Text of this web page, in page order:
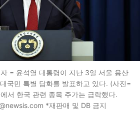
= 윤석열 대통령이 지난 3일 서울 용산
국민 특별 담화를 발표하고 있다. (사진=
서 한국 관련 종목 주가는 급락했다.
*재판매 및 DB 금지